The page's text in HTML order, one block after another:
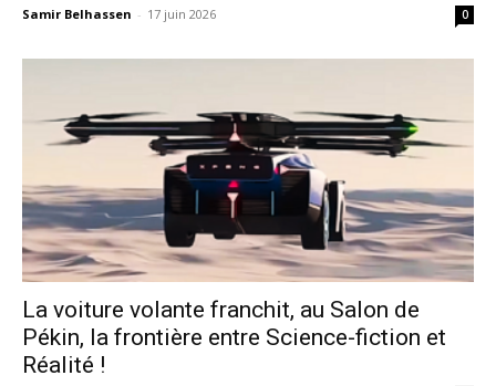
Samir Belhassen - 17 juin 2026 0
La voiture volante franchit, au Salon de
Pékin, la frontière entre Science-fiction et
Réalité !